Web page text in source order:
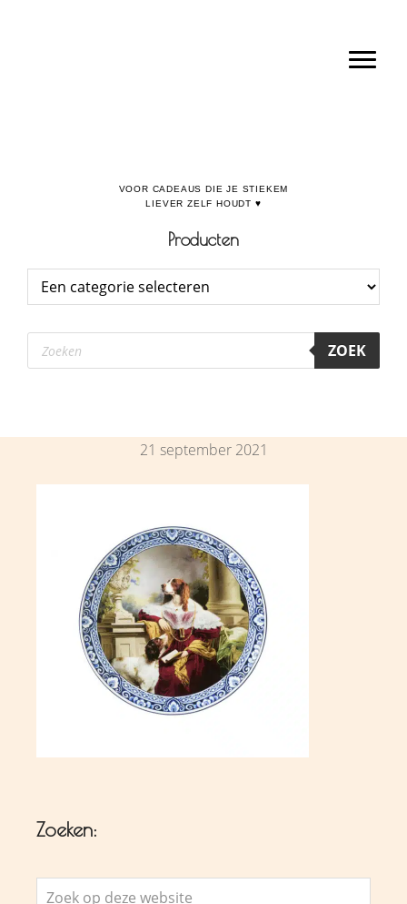
Producten
Producten
zoeken ZOEK
21 september 2021
Zoeken:
Zoek